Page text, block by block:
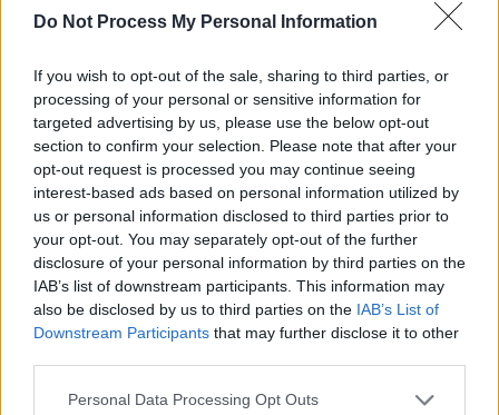
Do Not Process My Personal Information
If you wish to opt-out of the sale, sharing to third parties, or
processing of your personal or sensitive information for
targeted advertising by us, please use the below opt-out
section to confirm your selection. Please note that after your
opt-out request is processed you may continue seeing
interest-based ads based on personal information utilized by
us or personal information disclosed to third parties prior to
your opt-out. You may separately opt-out of the further
disclosure of your personal information by third parties on the
IAB’s list of downstream participants. This information may
also be disclosed by us to third parties on the IAB’s List of
Downstream Participants that may further disclose it to other
Personal Data Processing Opt Outs
Jigniri primitive aduse Franței, în încercarea de
a lovi în Clotilde Armand. Cuvinte rudimentare:
„colonie”, „Bantustan”, „bande”, „România nu e
Mali”. Ambasada Franței e acuzată că o ajută
pe Clotilde să fure voturi, iar firmele franceze –
că ne fură banii!
*Proces răsunător în Austria: șpăgi de 14
milioane de euro către Adrian Năstase și câțiva
miniștri ai săi!